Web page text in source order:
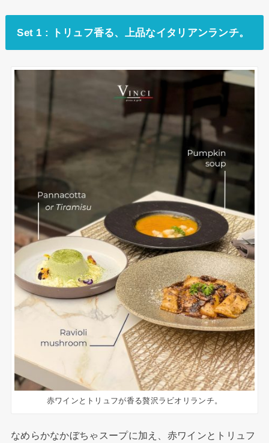
Set 1 : トリュフ香る、上品なイタリアンランチ。
赤ワインとトリュフが香る贅沢ラビオリランチ。
なめらかなかぼちゃスープに加え、赤ワインとトリュフ